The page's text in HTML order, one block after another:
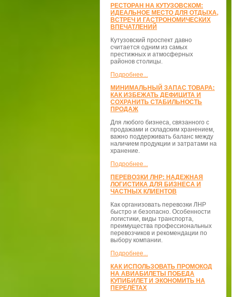
РЕСТОРАН НА КУТУЗОВСКОМ:
ИДЕАЛЬНОЕ МЕСТО ДЛЯ ОТДЫХА,
ВСТРЕЧ И ГАСТРОНОМИЧЕСКИХ
ВПЕЧАТЛЕНИЙ
Кутузовский проспект давно
считается одним из самых
престижных и атмосферных
районов столицы.
Подробнее...
МИНИМАЛЬНЫЙ ЗАПАС ТОВАРА:
КАК ИЗБЕЖАТЬ ДЕФИЦИТА И
СОХРАНИТЬ СТАБИЛЬНОСТЬ
ПРОДАЖ
Для любого бизнеса, связанного с
продажами и складским хранением,
важно поддерживать баланс между
наличием продукции и затратами на
хранение.
Подробнее...
ПЕРЕВОЗКИ ЛНР: НАДЕЖНАЯ
ЛОГИСТИКА ДЛЯ БИЗНЕСА И
ЧАСТНЫХ КЛИЕНТОВ
Как организовать перевозки ЛНР
быстро и безопасно. Особенности
логистики, виды транспорта,
преимущества профессиональных
перевозчиков и рекомендации по
выбору компании.
Подробнее...
КАК ИСПОЛЬЗОВАТЬ ПРОМОКОД
НА АВИАБИЛЕТЫ ПОБЕДА
КУПИБИЛЕТ И ЭКОНОМИТЬ НА
ПЕРЕЛЁТАХ